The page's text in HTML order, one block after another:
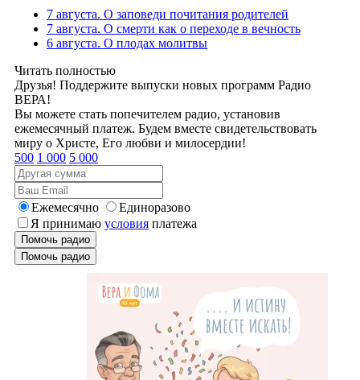
7 августа. О заповеди почитания родителей
7 августа. О смерти как о переходе в вечность
6 августа. О плодах молитвы
Читать полностью
Друзья! Поддержите выпуски новых программ Радио
ВЕРА!
Вы можете стать попечителем радио, установив
ежемесячный платеж. Будем вместе свидетельствовать
миру о Христе, Его любви и милосердии!
500 1 000 5 000
Ежемесячно
Единоразово
Я принимаю условия платежа
Помочь радио
Помочь радио